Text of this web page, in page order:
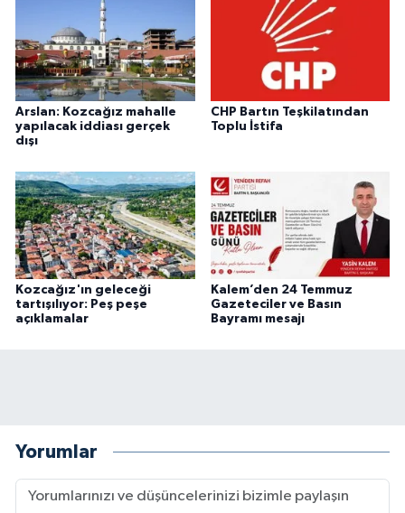
Arslan: Kozcağız mahalle
yapılacak iddiası gerçek
dışı
CHP Bartın Teşkilatından
Toplu İstifa
Kozcağız'ın geleceği
tartışılıyor: Peş peşe
açıklamalar
Kalem’den 24 Temmuz
Gazeteciler ve Basın
Bayramı mesajı
Yorumlar